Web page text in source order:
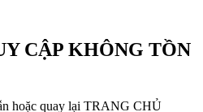
CẬP KHÔNG TỒN
hoặc quay lại TRANG CHỦ